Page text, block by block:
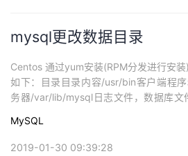
mysql更改数据目录
Centos 通过yum安装(RPM分发进行安
如下：目录目录内容/usr/bin客户端程
务器/var/lib/mysql日志文件，数据库
目录移到/home/data下需要进行下面几步
MySQL
2019-01-30 09:39:28